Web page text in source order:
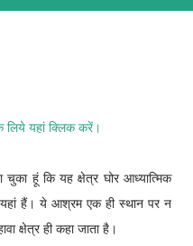
लिये यहां क्लिक करें।
हूं कि यह क्षेत्र घोर आध्यात्मिक
हैं। ये आश्रम एक ही स्थान पर न
क्षेत्र ही कहा जाता है।